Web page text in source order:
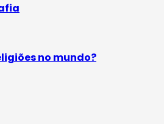
no mundo?